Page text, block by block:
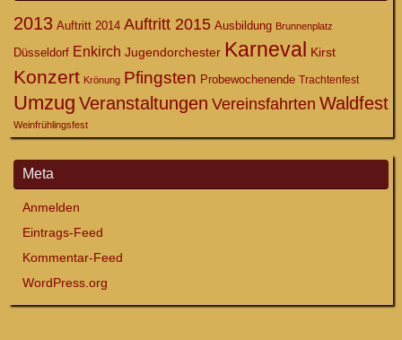
2013 Auftritt 2014 Auftritt 2015 Ausbildung Brunnenplatz
Düsseldorf Enkirch Jugendorchester Karneval Kirst
Konzert Krönung Pfingsten Probewochenende Trachtenfest
Umzug Veranstaltungen Vereinsfahrten Waldfest
Weinfrühlingsfest
Meta
Anmelden
Eintrags-Feed
Kommentar-Feed
WordPress.org